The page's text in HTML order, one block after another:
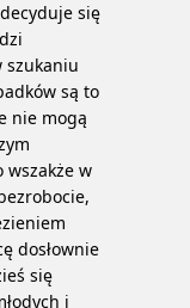
się
szukaniu
są to
nie mogą
wszakże w
dosłownie
się
i